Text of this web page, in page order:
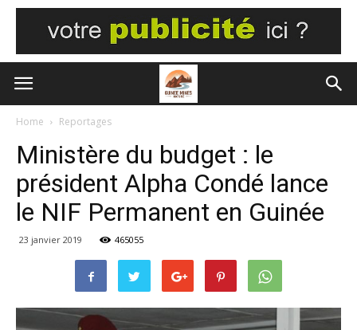
Home Reportages
Ministère du budget : le
président Alpha Condé lance
le NIF Permanent en Guinée
23 janvier 2019 465055